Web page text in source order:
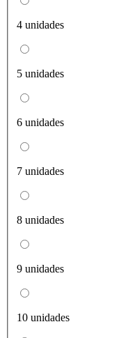
4 unidades
5 unidades
6 unidades
7 unidades
8 unidades
9 unidades
10 unidades